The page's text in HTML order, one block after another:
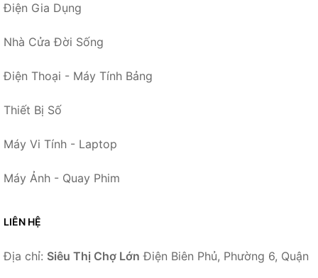
Điện Gia Dụng
Nhà Cửa Đời Sống
Điện Thoại - Máy Tính Bảng
Thiết Bị Số
Máy Vi Tính - Laptop
Máy Ảnh - Quay Phim
LIÊN HỆ
Địa chỉ: Siêu Thị Chợ Lớn Điện Biên Phủ, Phường 6, Quận